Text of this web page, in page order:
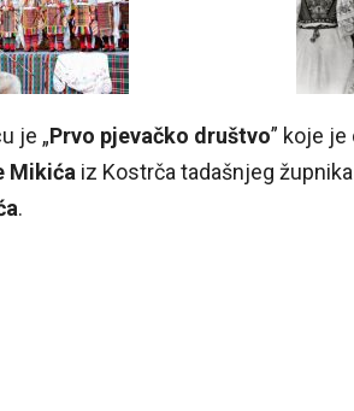
je „Prvo pjevačko društvo” koje
Mikića iz Kostrča tadašnjeg
.